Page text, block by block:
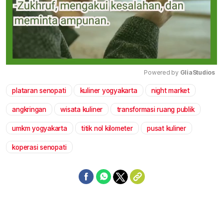
Mute
Powered by GliaStudios
plataran senopati kuliner yogyakarta night market
angkringan wisata kuliner transformasi ruang publik
umkm yogyakarta titik nol kilometer pusat kuliner
koperasi senopati